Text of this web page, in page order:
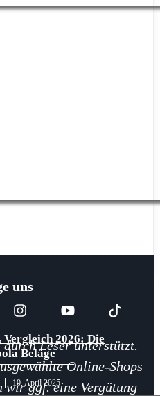
2026: Die
Beläge
10. April 2025
uns
Leser unterstützt.
Online-Shops
wir ggf. eine Vergütung